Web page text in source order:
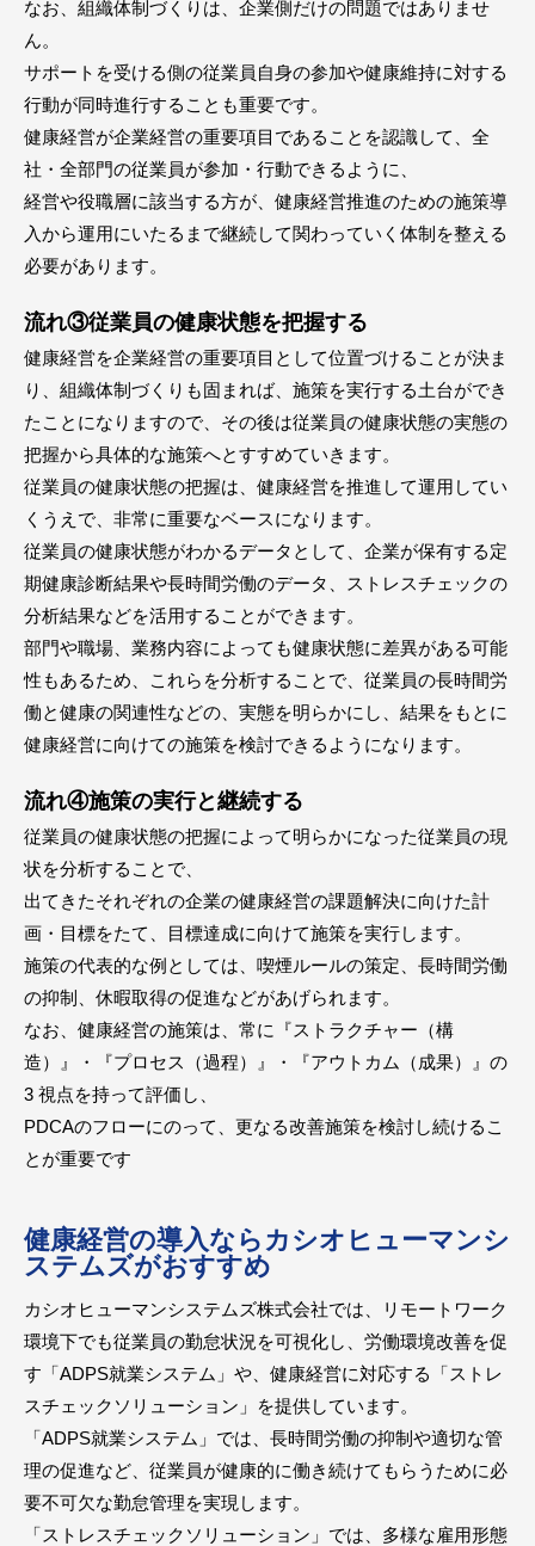
なお、組織体制づくりは、企業側だけの問題ではありませ
ん。
サポートを受ける側の従業員自身の参加や健康維持に対する
行動が同時進行することも重要です。
健康経営が企業経営の重要項目であることを認識して、全
社・全部門の従業員が参加・行動できるように、
経営や役職層に該当する方が、健康経営推進のための施策導
入から運用にいたるまで継続して関わっていく体制を整える
必要があります。
流れ③従業員の健康状態を把握する
健康経営を企業経営の重要項目として位置づけることが決ま
り、組織体制づくりも固まれば、施策を実行する土台ができ
たことになりますので、その後は従業員の健康状態の実態の
把握から具体的な施策へとすすめていきます。
従業員の健康状態の把握は、健康経営を推進して運用してい
くうえで、非常に重要なベースになります。
従業員の健康状態がわかるデータとして、企業が保有する定
期健康診断結果や長時間労働のデータ、ストレスチェックの
分析結果などを活用することができます。
部門や職場、業務内容によっても健康状態に差異がある可能
性もあるため、これらを分析することで、従業員の長時間労
働と健康の関連性などの、実態を明らかにし、結果をもとに
健康経営に向けての施策を検討できるようになります。
流れ④施策の実行と継続する
従業員の健康状態の把握によって明らかになった従業員の現
状を分析することで、
出てきたそれぞれの企業の健康経営の課題解決に向けた計
画・目標をたて、目標達成に向けて施策を実行します。
施策の代表的な例としては、喫煙ルールの策定、長時間労働
の抑制、休暇取得の促進などがあげられます。
なお、健康経営の施策は、常に『ストラクチャー（構
造）』・『プロセス（過程）』・『アウトカム（成果）』の
3 視点を持って評価し、
PDCAのフローにのって、更なる改善施策を検討し続けるこ
とが重要です
健康経営の導入ならカシオヒューマンシ
ステムズがおすすめ
カシオヒューマンシステムズ株式会社では、リモートワーク
環境下でも従業員の勤怠状況を可視化し、労働環境改善を促
す「ADPS就業システム」や、健康経営に対応する「ストレ
スチェックソリューション」を提供しています。
「ADPS就業システム」では、長時間労働の抑制や適切な管
理の促進など、従業員が健康的に働き続けてもらうために必
要不可欠な勤怠管理を実現します。
「ストレスチェックソリューション」では、多様な雇用形態